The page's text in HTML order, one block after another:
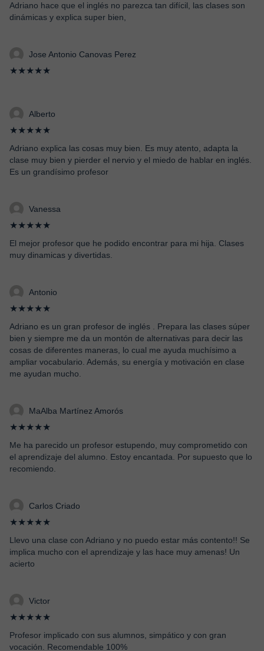
Adriano hace que el inglés no parezca tan difícil, las clases son
dinámicas y explica super bien,
Jose Antonio Canovas Perez
★★★★★
Alberto
★★★★★
Adriano explica las cosas muy bien. Es muy atento, adapta la
clase muy bien y pierder el nervio y el miedo de hablar en inglés.
Es un grandísimo profesor
Vanessa
★★★★★
El mejor profesor que he podido encontrar para mi hija. Clases
muy dinamicas y divertidas.
Antonio
★★★★★
Adriano es un gran profesor de inglés . Prepara las clases súper
bien y siempre me da un montón de alternativas para decir las
cosas de diferentes maneras, lo cual me ayuda muchísimo a
ampliar vocabulario. Además, su energía y motivación en clase
me ayudan mucho.
MaAlba Martínez Amorós
★★★★★
Me ha parecido un profesor estupendo, muy comprometido con
el aprendizaje del alumno. Estoy encantada. Por supuesto que lo
recomiendo.
Carlos Criado
★★★★★
Llevo una clase con Adriano y no puedo estar más contento!! Se
implica mucho con el aprendizaje y las hace muy amenas! Un
acierto
Victor
★★★★★
Profesor implicado con sus alumnos, simpático y con gran
vocación. Recomendable 100%